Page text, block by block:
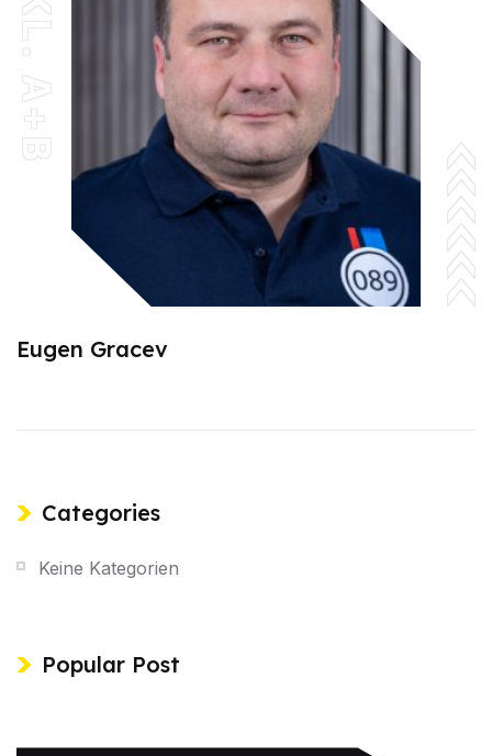
Eugen Gracev
Categories
Keine Kategorien
Popular Post